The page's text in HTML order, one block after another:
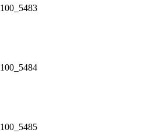
100_5483
100_5484
100_5485